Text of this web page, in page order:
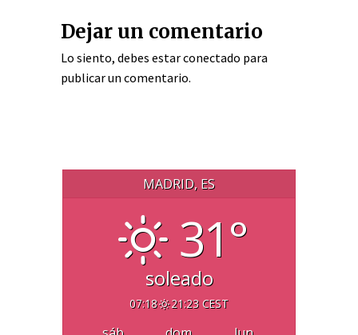
Dejar un comentario
Lo siento, debes estarconectado para
publicar un comentario.
MADRID, ES
31°
soleado
07:18 21:23 CEST